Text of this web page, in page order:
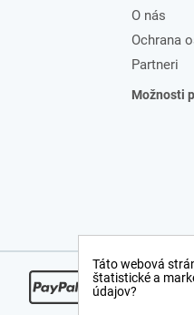
O nás
Ochrana
Partneri
Možnosti
Táto webová
štatistické a
údajov?